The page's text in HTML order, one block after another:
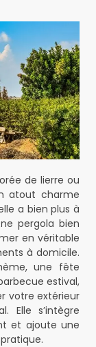
de lierre ou
atout charme
a bien plus à
pergola bien
en véritable
à domicile.
une fête
estival,
votre extérieur
Elle s’intègre
et ajoute une